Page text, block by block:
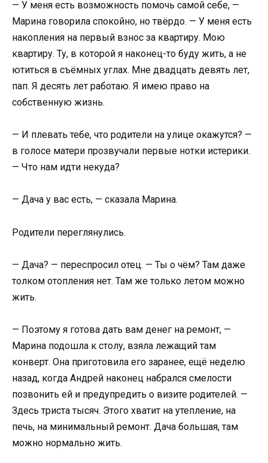
— У меня есть возможность помочь самой себе, —
Марина говорила спокойно, но твёрдо. — У меня есть
накопления на первый взнос за квартиру. Мою
квартиру. Ту, в которой я наконец-то буду жить, а не
ютиться в съёмных углах. Мне двадцать девять лет,
пап. Я десять лет работаю. Я имею право на
собственную жизнь.
— И плевать тебе, что родители на улице окажутся? —
в голосе матери прозвучали первые нотки истерики.
— Что нам идти некуда?
— Дача у вас есть, — сказала Марина.
Родители переглянулись.
— Дача? — переспросил отец. — Ты о чём? Там даже
толком отопления нет. Там же только летом можно
жить.
— Поэтому я готова дать вам денег на ремонт, —
Марина подошла к столу, взяла лежащий там
конверт. Она приготовила его заранее, ещё неделю
назад, когда Андрей наконец набрался смелости
позвонить ей и предупредить о визите родителей. —
Здесь триста тысяч. Этого хватит на утепление, на
печь, на минимальный ремонт. Дача большая, там
можно нормально жить.